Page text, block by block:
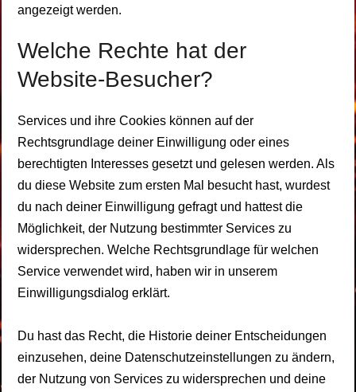
angezeigt werden.
Welche Rechte hat der
Website-Besucher?
Services und ihre Cookies können auf der
Rechtsgrundlage deiner Einwilligung oder eines
berechtigten Interesses gesetzt und gelesen werden. Als
du diese Website zum ersten Mal besucht hast, wurdest
du nach deiner Einwilligung gefragt und hattest die
Möglichkeit, der Nutzung bestimmter Services zu
widersprechen. Welche Rechtsgrundlage für welchen
Service verwendet wird, haben wir in unserem
Einwilligungsdialog erklärt.
Du hast das Recht, die Historie deiner Entscheidungen
einzusehen, deine Datenschutzeinstellungen zu ändern,
der Nutzung von Services zu widersprechen und deine